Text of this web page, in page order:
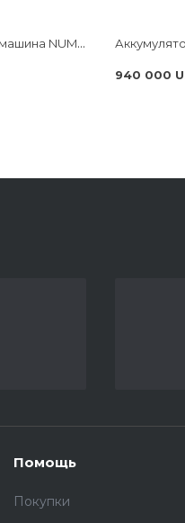
Экцентриковая шлифовальная машина NUMBER ONE ES500-PRO
940 000
Помощь
Покупки